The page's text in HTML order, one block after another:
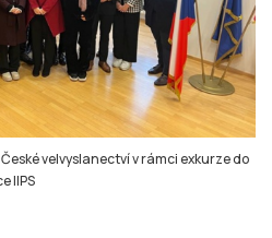
velvyslanectví v rámci exkurze do
IIPS